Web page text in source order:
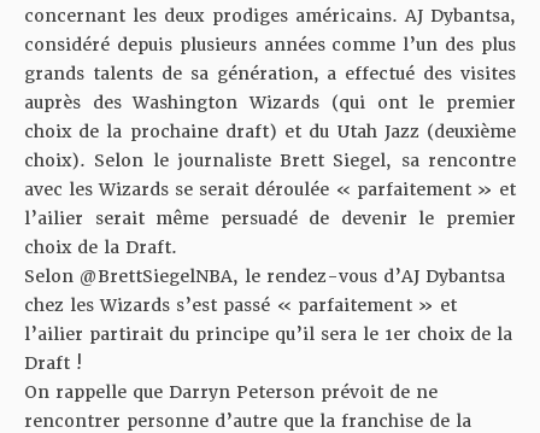
concernant les deux prodiges américains. AJ Dybantsa,
considéré depuis plusieurs années comme l’un des plus
grands talents de sa génération, a effectué des visites
auprès des Washington Wizards (qui ont le premier
choix de la prochaine draft) et du Utah Jazz (deuxième
choix). Selon le journaliste Brett Siegel, sa rencontre
avec les Wizards se serait déroulée « parfaitement » et
l’ailier serait même persuadé de devenir le premier
choix de la Draft.
Selon @BrettSiegelNBA, le rendez-vous d’AJ Dybantsa
chez les Wizards s’est passé « parfaitement » et
l’ailier partirait du principe qu’il sera le 1er choix de la
Draft !
On rappelle que Darryn Peterson prévoit de ne
rencontrer personne d’autre que la franchise de la